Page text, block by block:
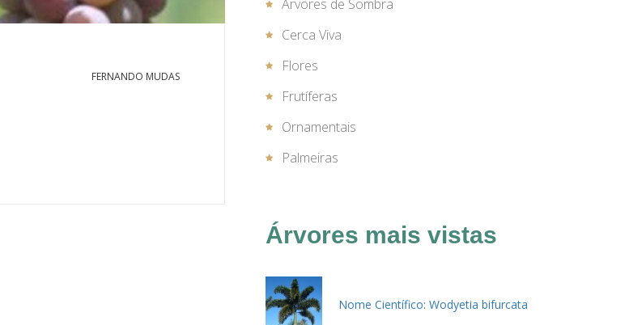
FERNANDO MUDAS
Árvores de Sombra
Cerca Viva
Flores
Frutíferas
Ornamentais
Palmeiras
Árvores mais vistas
Nome Científico: Wodyetia bifurcata